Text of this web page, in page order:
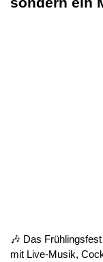
🎶 Das
mit Live-Musik,